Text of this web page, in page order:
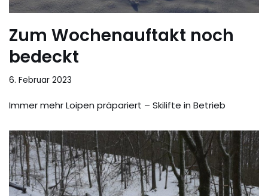
Zum Wochenauftakt noch
bedeckt
6. Februar 2023
Immer mehr Loipen präpariert – Skilifte in Betrieb